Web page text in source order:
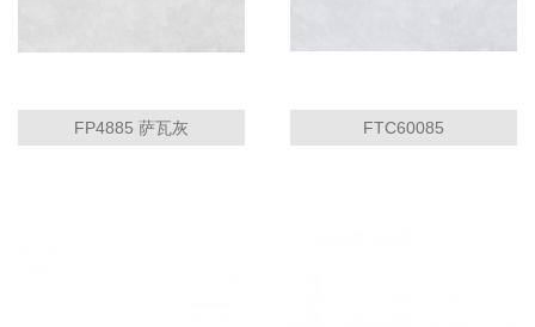
FP4885 萨瓦灰 FTC60085